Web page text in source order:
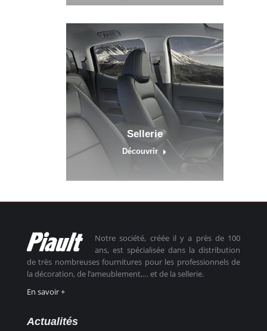
Sellerie
Découvrir
Notre société, créée il y a près de 100
ans, est spécialisée dans la distribution
de très nombreuses fournitures pour les professionnels de
la décoration, de l’ameublement,… et de la sellerie.
En savoir +
Actualités